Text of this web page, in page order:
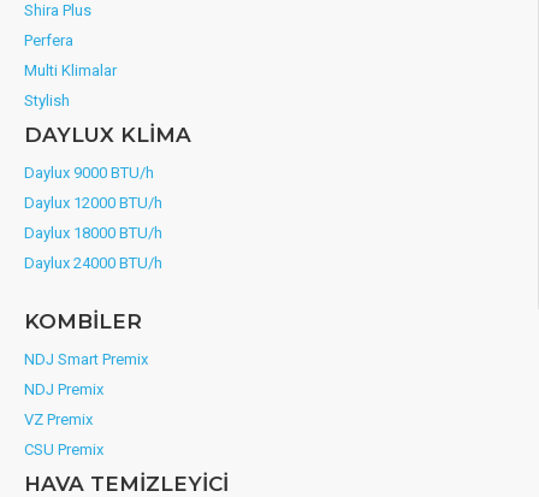
Shira Plus
Perfera
Multi Klimalar
Stylish
DAYLUX KLİMA
Daylux 9000 BTU/h
Daylux 12000 BTU/h
Daylux 18000 BTU/h
Daylux 24000 BTU/h
KOMBİLER
NDJ Smart Premix
NDJ Premix
VZ Premix
CSU Premix
HAVA TEMİZLEYİCİ